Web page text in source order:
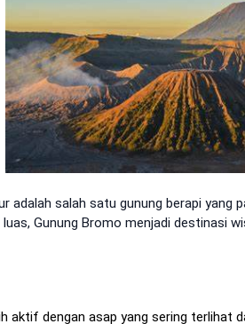
adalah salah satu gunung berapi yang
Gunung Bromo menjadi destinasi
aktif dengan asap yang sering terlihat